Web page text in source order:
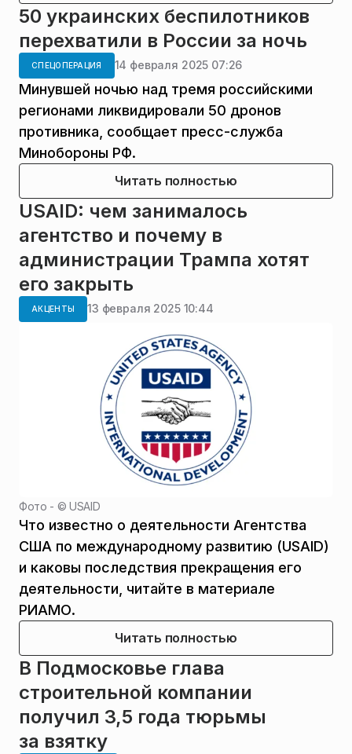
50 украинских беспилотников
перехватили в России за ночь
СПЕЦОПЕРАЦИЯ 14 февраля 2025 07:26
Минувшей ночью над тремя российскими
регионами ликвидировали 50 дронов
противника, сообщает пресс-служба
Минобороны РФ.
Читать полностью
USAID: чем занималось
агентство и почему в
администрации Трампа хотят
его закрыть
АКЦЕНТЫ 13 февраля 2025 10:44
Фото - ©USAID
Что известно о деятельности Агентства
США по международному развитию (USAID)
и каковы последствия прекращения его
деятельности, читайте в материале
РИАМО.
Читать полностью
В Подмосковье глава
строительной компании
получил 3,5 года тюрьмы
за взятку